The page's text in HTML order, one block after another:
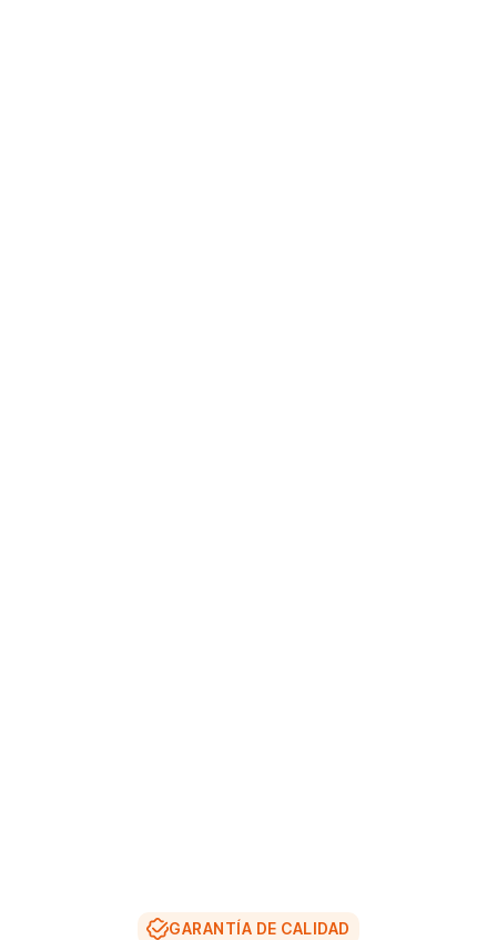
GARANTÍA DE CALIDAD